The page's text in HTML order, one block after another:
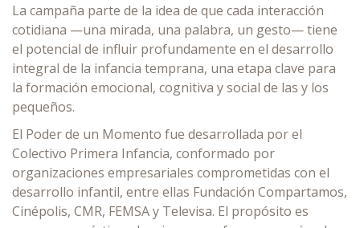
La campaña parte de la idea de que cada interacción
cotidiana —una mirada, una palabra, un gesto— tiene
el potencial de influir profundamente en el desarrollo
integral de la infancia temprana, una etapa clave para
la formación emocional, cognitiva y social de las y los
pequeños.
El Poder de un Momento fue desarrollada por el
Colectivo Primera Infancia, conformado por
organizaciones empresariales comprometidas con el
desarrollo infantil, entre ellas Fundación Compartamos,
Cinépolis, CMR, FEMSA y Televisa. El propósito es